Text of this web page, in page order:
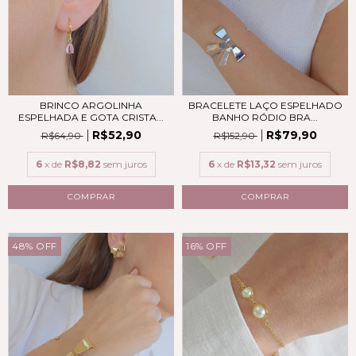
BRINCO ARGOLINHA
ESPELHADA E GOTA CRISTA...
R$64,90
R$52,90
6 x de R$8,82 sem juros
BRACELETE LAÇO ESPELHADO
BANHO RÓDIO BRA...
R$152,90
R$79,90
6 x de R$13,32 sem juros
48% OFF 16% OFF